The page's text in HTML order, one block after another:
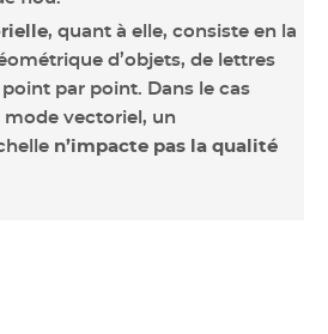
, quant à elle, consiste en la
d’objets, de lettres
par point. Dans le cas
mode vectoriel, un
n’impacte pas la qualité